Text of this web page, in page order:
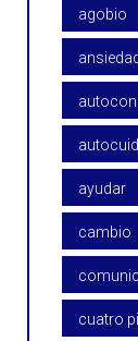
agobio
ayudar
cambio
cuatro